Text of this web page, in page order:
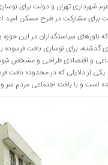
شهرداری تهران و دولت برای
باورهای سیاستگذاران در این
برای نوسازی بافت فرسوده
و اقتصادی طراحی و مشخص
از دلایلی که در محدوده بافت
است و با بافت اجتماعی مردم سر و